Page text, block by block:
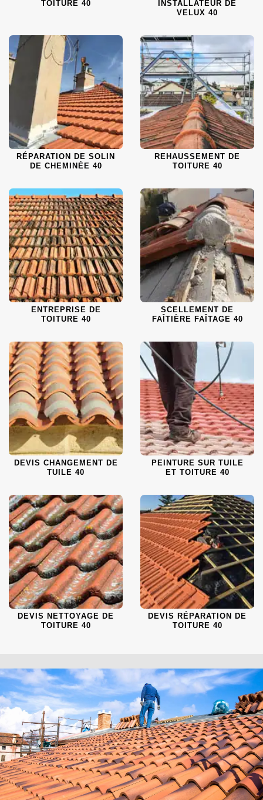
TOITURE 40
INSTALLATEUR DE
VELUX 40
RÉPARATION DE SOLIN
DE CHEMINÉE 40
REHAUSSEMENT DE
TOITURE 40
ENTREPRISE DE
TOITURE 40
SCELLEMENT DE
FAÎTIÈRE FAÎTAGE 40
DEVIS CHANGEMENT DE
TUILE 40
PEINTURE SUR TUILE
ET TOITURE 40
DEVIS NETTOYAGE DE
TOITURE 40
DEVIS RÉPARATION DE
TOITURE 40